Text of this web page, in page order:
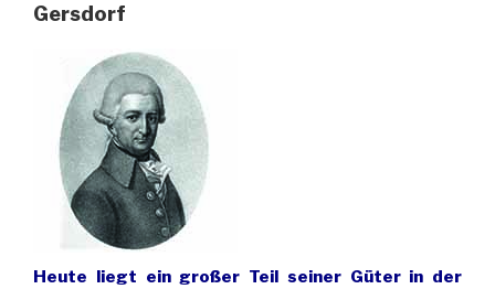
Gersdorf
Heute liegt ein großer Teil seiner Güter in der